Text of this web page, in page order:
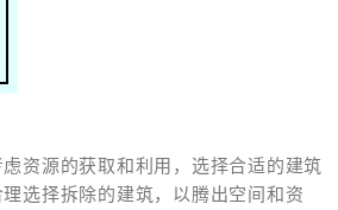
资源的获取和利用，选择合适的建筑
选择拆除的建筑，以腾出空间和资